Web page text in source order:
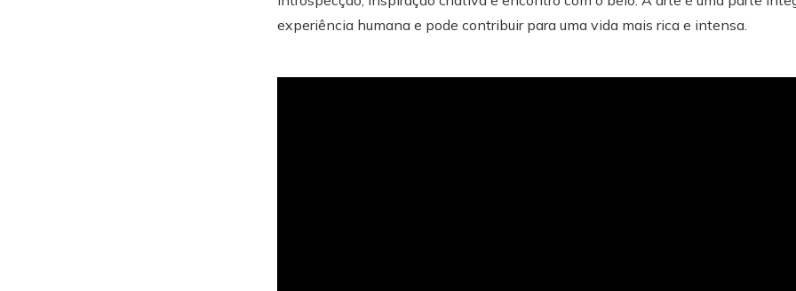
experiência humana e pode contribuir para uma vida mais rica e intensa.